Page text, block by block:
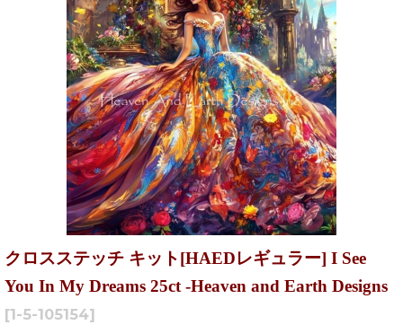
クロスステッチ キット[HAEDレギュラー] I See
You In My Dreams 25ct -Heaven and Earth Designs
[1-5-105154]